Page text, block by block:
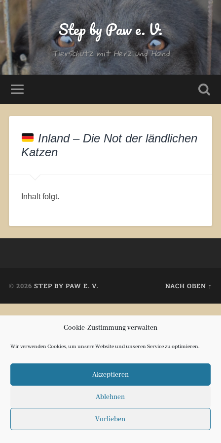
Cookie-Zustimmung verwalten
Wir verwenden Cookies, um unsere Website und unseren Service zu optimieren.
Akzeptieren
Ablehnen
Vorlieben
Step by Paw e. V.
Tierschutz mit Herz und Hand
Inland – Die Not der ländlichen
Katzen
Inhalt folgt.
© 2026 STEP BY PAW E. V. NACH OBEN ↑